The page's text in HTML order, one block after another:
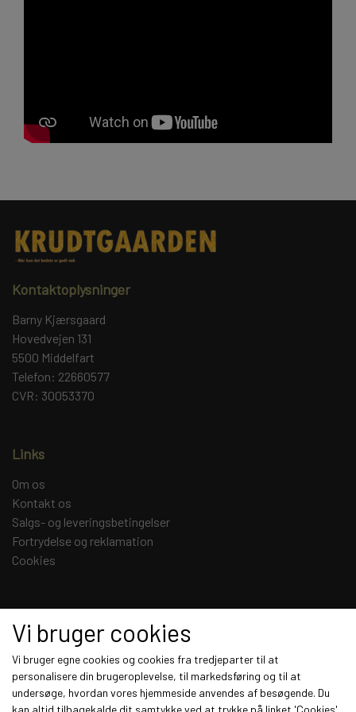
Kontaktoplysninger
Barny Kjærsgaard
Hovedvejen 131
5500 Middelfart
Telefon: 22660577
CVR: 30053370
Links
Om os
Kontakt os
Salgs- og leveringsbetingelser
Fortrydelse og reklamation
Cookies
Modtag vores nyhedsbrev via e-mail
Vi bruger cookies
Vi bruger egne cookies og cookies fra tredjeparter til at
personalisere din brugeroplevelse, til markedsføring og til at
undersøge, hvordan vores hjemmeside anvendes af besøgende. Du
kan altid tilbagekalde dit samtykke ved at trykke på linket 'Cookies'